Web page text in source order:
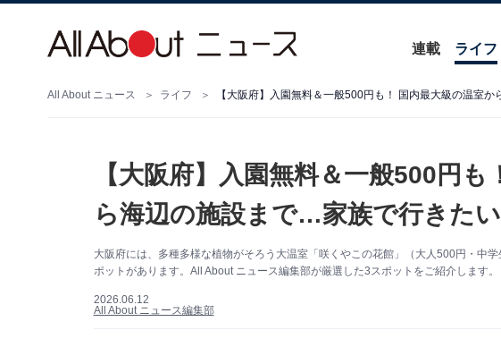
連載 ライフ
All About ニュース ライフ 【大阪府】入園無料＆一般500円も！ 国内最大級の温室
【大阪府】入園無料＆一般500円
ら海辺の施設まで…家族で行きた
大阪府には、多種多様な植物がそろう大温室「咲くやこの花館」（大人500円・中
ポットがあります。All About ニュース編集部が厳選した3スポットをご紹介します。
2026.06.12
All About ニュース編集部